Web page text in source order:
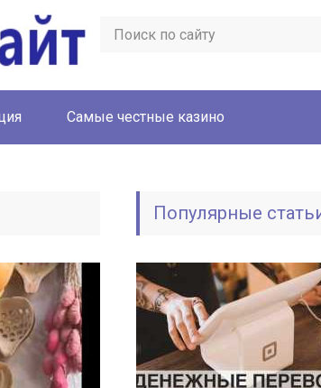
Cамые честные казино
Популярные